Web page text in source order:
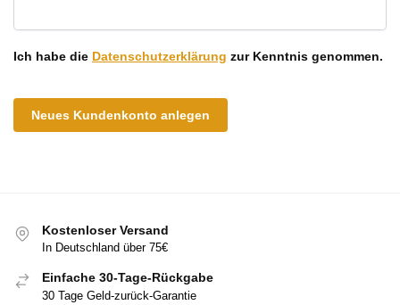
Ich habe die Datenschutzerklärung zur Kenntnis genommen.
Neues Kundenkonto anlegen
Kostenloser Versand
In Deutschland über 75€
Einfache 30-Tage-Rückgabe
30 Tage Geld-zurück-Garantie